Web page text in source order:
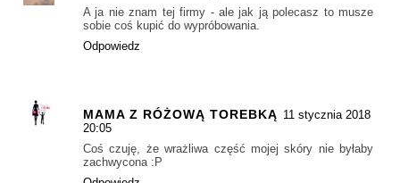
A ja nie znam tej firmy - ale jak ją polecasz to musze
sobie coś kupić do wypróbowania.
Odpowiedz
MAMA Z RÓŻOWĄ TOREBKĄ 11 stycznia 2018
20:05
Coś czuję, że wrażliwa część mojej skóry nie byłaby
zachwycona :P